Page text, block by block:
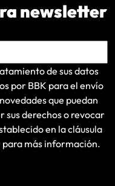
newsletter
de sus datos
por BBK para el envío
que puedan
sus derechos o revocar
en lacláusula
para más información.